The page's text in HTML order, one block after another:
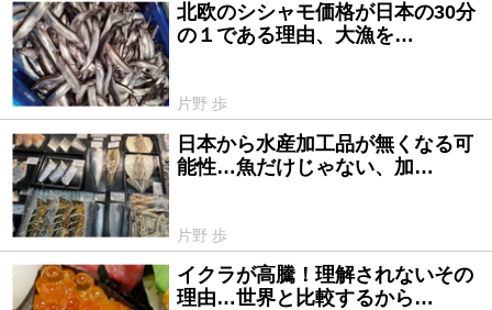
2026/02/13
北欧のシシャモ価格が日本の30分
の１である理由、大漁を…
片野 歩
2026/01/27
日本から水産加工品が無くなる可
能性…魚だけじゃない、加…
片野 歩
2025/12/24
イクラが高騰！理解されないその
理由…世界と比較するから…